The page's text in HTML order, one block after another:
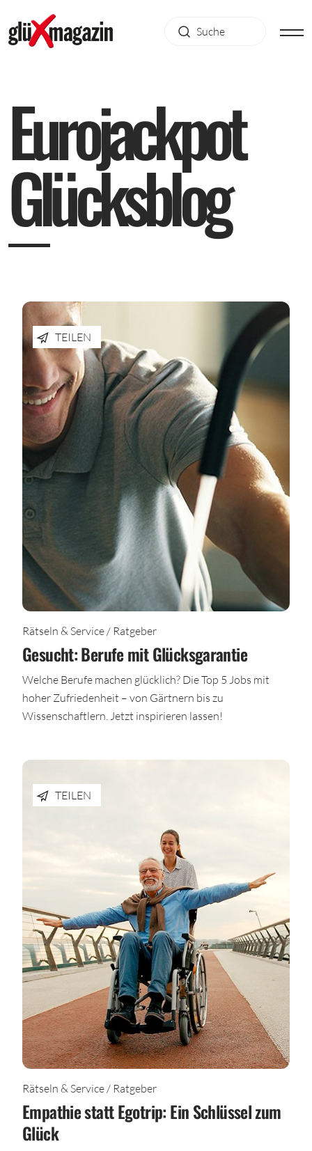
Eurojackpot
Glücksblog
TEILEN
Rätseln & Service / Ratgeber
Gesucht: Berufe mit Glücksgarantie
Welche Berufe machen glücklich? Die Top 5 Jobs mit
hoher Zufriedenheit – von Gärtnern bis zu
Wissenschaftlern. Jetzt inspirieren lassen!
TEILEN
Rätseln & Service / Ratgeber
Empathie statt Egotrip: Ein Schlüssel zum
Glück